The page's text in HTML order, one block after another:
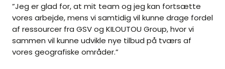
”Jeg er glad for, at mit team og jeg kan fortsætte
vores arbejde, mens vi samtidig vil kunne drage fordel
af ressourcer fra GSV og KILOUTOU Group, hvor vi
sammen vil kunne udvikle nye tilbud på tværs af
vores geografiske områder.”